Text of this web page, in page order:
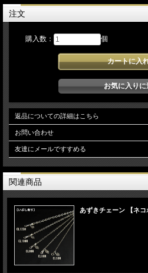
注文
購入数： 個
返品についての詳細はこちら
お問い合わせ
友達にメールですすめる
関連商品
あずきチェーン 【ネコ